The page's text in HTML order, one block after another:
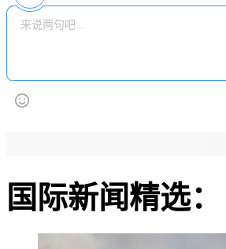
国际新闻精选：